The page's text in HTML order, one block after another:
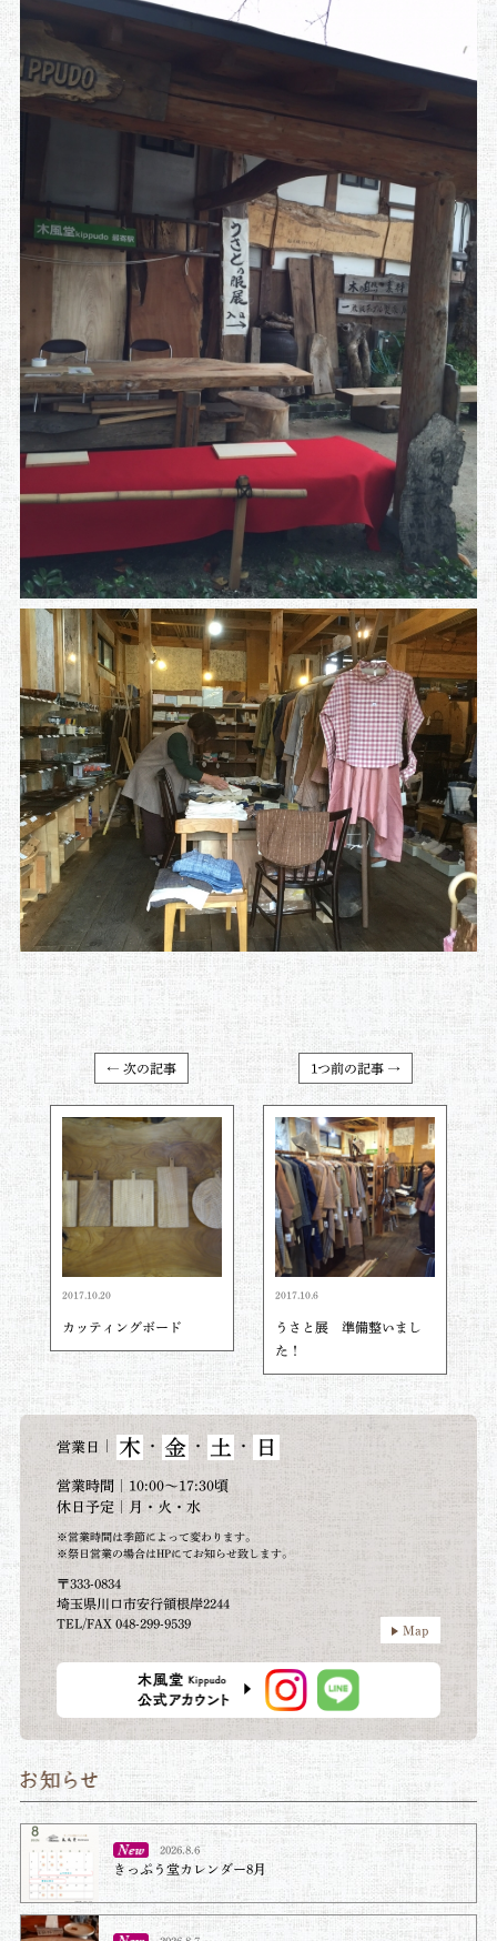
← 次の記事
2017.10.20
カッティングボード
1つ前の記事 →
2017.10.6
うさと展 準備整いまし
た！
営業日 木 ・ 金 ・ 土 ・ 日
営業時間｜10:00～17:30頃
休日予定｜月・火・水
※営業時間は季節によって変わります。
※祭日営業の場合はHPにてお知らせ致します。
〒333-0834
埼玉県川口市安行領根岸2244
TEL/FAX 048-299-9539
Map
2026.8.6
きっぷう堂カレンダー8月